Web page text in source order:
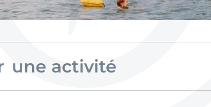
une actualité
une activité
un lieu
un évènement